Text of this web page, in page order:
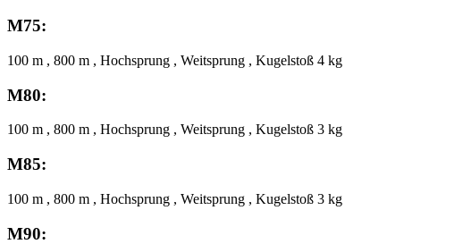
M75:
100 m , 800 m , Hochsprung , Weitsprung , Kugelstoß 4 kg
M80:
100 m , 800 m , Hochsprung , Weitsprung , Kugelstoß 3 kg
M85:
100 m , 800 m , Hochsprung , Weitsprung , Kugelstoß 3 kg
M90: